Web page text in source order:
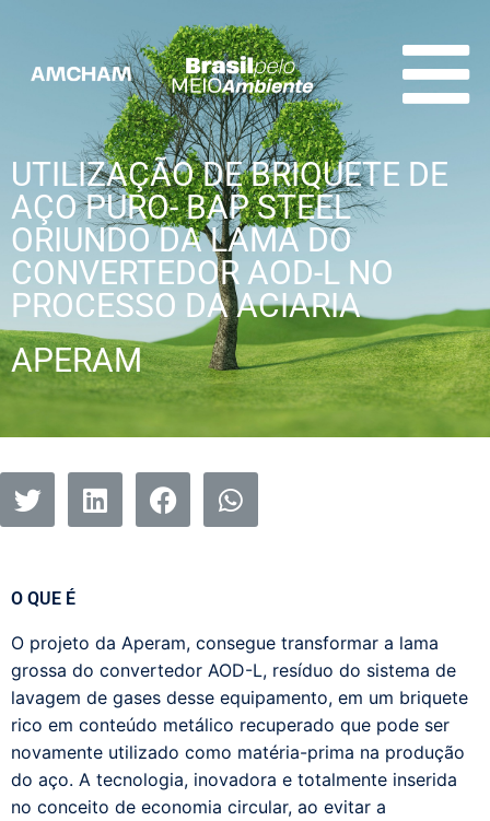
UTILIZAÇÃO DE BRIQUETE DE
AÇO PURO- BAP STEEL
ORIUNDO DA LAMA DO
CONVERTEDOR AOD-L NO
PROCESSO DA ACIARIA
APERAM
O QUE É
O projeto da Aperam, consegue transformar a lama
grossa do convertedor AOD-L, resíduo do sistema de
lavagem de gases desse equipamento, em um briquete
rico em conteúdo metálico recuperado que pode ser
novamente utilizado como matéria-prima na produção
do aço. A tecnologia, inovadora e totalmente inserida
no conceito de economia circular, ao evitar a